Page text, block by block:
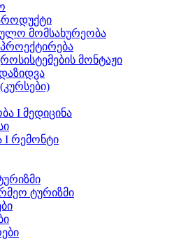
მომსახურეობა
პროექტირება
მონტაჟი
I მედიცინა
I რემონტი
ტურიზმი